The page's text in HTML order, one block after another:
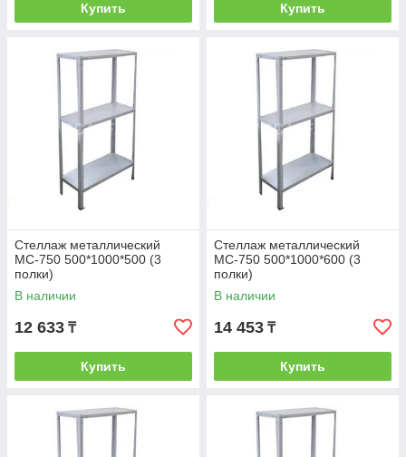
Купить Купить
Стеллаж металлический
МС-750 500*1000*500 (3
полки)
В наличии
12 633 ₸
Купить
Стеллаж металлический
МС-750 500*1000*600 (3
полки)
В наличии
14 453 ₸
Купить